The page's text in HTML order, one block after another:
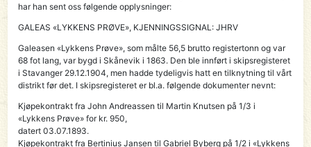
har han sent oss følgende opplysninger:
GALEAS «LYKKENS PRØVE», KJENNINGSSIGNAL: JHRV
Galeasen «Lykkens Prøve», som målte 56,5 brutto registertonn og var
68 fot lang, var bygd i Skånevik i 1863. Den ble innført i skipsregisteret
i Stavanger 29.12.1904, men hadde tydeligvis hatt en tilknytning til vårt
distrikt før det. I skipsregisteret er bl.a. følgende dokumenter nevnt:
Kjøpekontrakt fra John Andreassen til Martin Knutsen på 1/3 i
«Lykkens Prøve» for kr. 950,
datert 03.07.1893.
Kjøpekontrakt fra Bertinius Jansen til Gabriel Byberg på 1/2 i «Lykkens